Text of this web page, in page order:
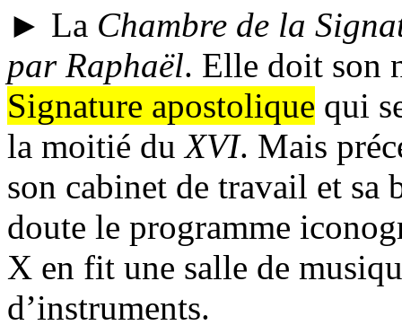
► La Chambre de la
par Raphaël. Elle doit son
Signature apostolique qui
la moitié duXVI. Mais
son cabinet de travail et sa
doute le programme
X en fit une salle de
d’instruments.